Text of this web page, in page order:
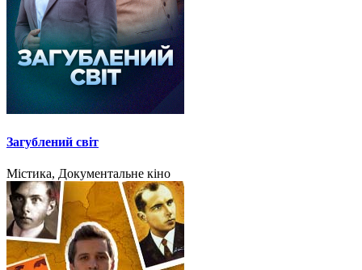
Загублений світ
Містика, Документальне кіно